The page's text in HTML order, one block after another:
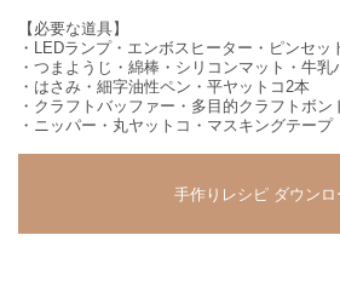
【必要な道具】
・LEDランプ・エンボスヒーター・ピンセッ
・つまようじ・綿棒・シリコンマット・牛乳
・はさみ・細字油性ペン・平ヤットコ2本
・クラフトバッファー・多目的クラフトボン
・ニッパー・丸ヤットコ・マスキングテープ
手作りレシピ ダウンロ